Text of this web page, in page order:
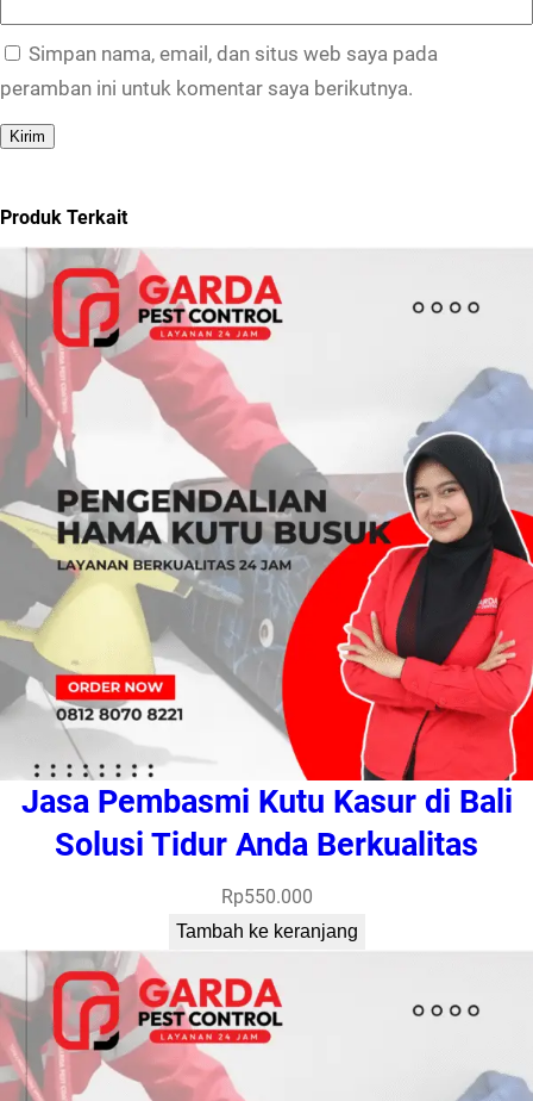
Simpan nama, email, dan situs web saya pada
peramban ini untuk komentar saya berikutnya.
Produk Terkait
Jasa Pembasmi Kutu Kasur di Bali
Solusi Tidur Anda Berkualitas
Rp550.000
Tambah ke keranjang